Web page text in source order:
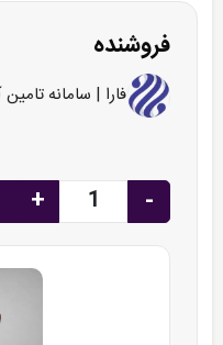
فروشنده
فارا | سامانه تامین
-
+